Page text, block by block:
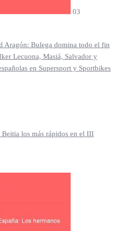
03
Aragón: Bulega domina todo el fin
Lecuona, Masiá, Salvador y
en Supersport y Sportbikes
los más rápidos en el III